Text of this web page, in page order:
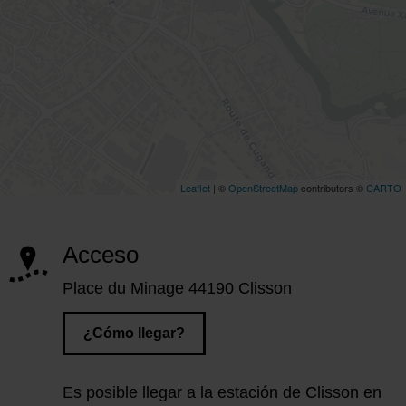
Acceso
Place du Minage 44190 Clisson
¿Cómo llegar?
Es posible llegar a la estación de Clisson en